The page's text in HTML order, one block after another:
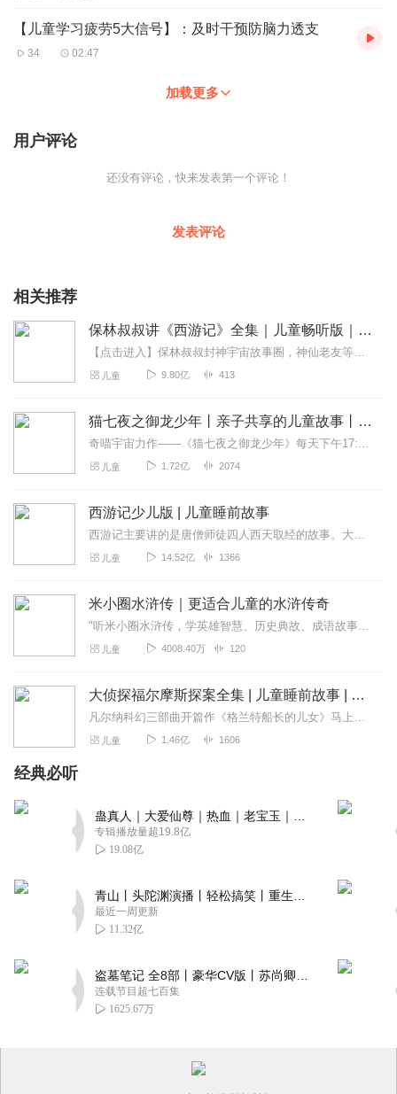
【儿童学习疲劳5大信号】：及时干预防脑力透支
34 02:47
加载更多
用户评论
还没有评论，快来发表第一个评论！
发表评论
相关推荐
保林叔叔讲《西游记》全集｜儿童畅听版｜免费
【点击进入】保林叔叔封神宇宙故事圈，神仙老友等你来玩！故事小助手：柚子姐姐（VX)：baolinss保林叔叔讲四大名著点击收听→保林叔叔讲《红楼梦》点击收听→...
儿童 9.80亿 413
猫七夜之御龙少年丨亲子共享的儿童故事丨奇喵宇宙
奇喵宇宙力作——《猫七夜之御龙少年》每天下午17:40，一起踏上契约师的旅途吧！>>>点击收听《蛇繁星之永恒国度》，看在逃公主如何开疆拓土<<<>>>不屈少年的...
儿童 1.72亿 2074
西游记少儿版 | 儿童睡前故事
西游记主要讲的是唐僧师徒四人西天取经的故事。大徒弟孙悟空，是个机智勇敢的人物，他不辞辛苦，跟着师傅保护师傅。二徒弟猪八戒，憨厚老实。三徒弟沙僧，忠心耿耿。唐僧是...
儿童 14.52亿 1366
米小圈水浒传｜更适合儿童的水浒传奇
"听米小圈水浒传，学英雄智慧、历史典故、成语故事！108将的忠义勇敢、古代文化常识、谋略情商全都有，让孩子笑着涨知识！"知识点提炼：1️⃣品格教育——忠义、勇...
儿童 4008.40万 120
大侦探福尔摩斯探案全集 | 儿童睡前故事 | 侦探推理
凡尔纳科幻三部曲开篇作《格兰特船长的儿女》马上收听《福尔摩斯探案全集》是一部侦探故事集，故事情节跌宕起伏，人物形象生动鲜明，故事中描述了主要人物福尔摩斯的家庭和...
儿童 1.46亿 1606
经典必听
专辑播放量超19.8亿
19.08亿
最近一周更新
11.32亿
连载节目超七百集
1625.67万